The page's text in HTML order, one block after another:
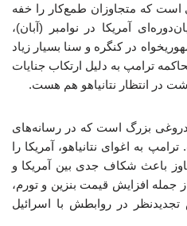
است که متجاوزان طمع‌کار را خفه
آمریکا در نوامبر (آبان)،
در کنگره و سنا بسیار زیاد
ترامپ به دلیل ارتکاب جنایات
انتظار نتانیاهو هم هست.
دروغی بزرگ است که در رسانه‌های
به اغوای نتانیاهو، آمریکا را
باعث شکاف جدی بین آمریکا و
جمله افزایش قیمت بنزین و تورم،
در روابطش با اسرائیل